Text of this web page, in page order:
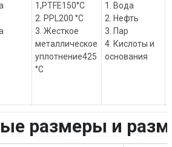
1,PTFE150°C
2. PPL200 °C
3. Жесткое
металлическое
уплотнение425
°C
1. Вода
2. Нефть
3. Пар
4. Кислоты и
основания
размеры и